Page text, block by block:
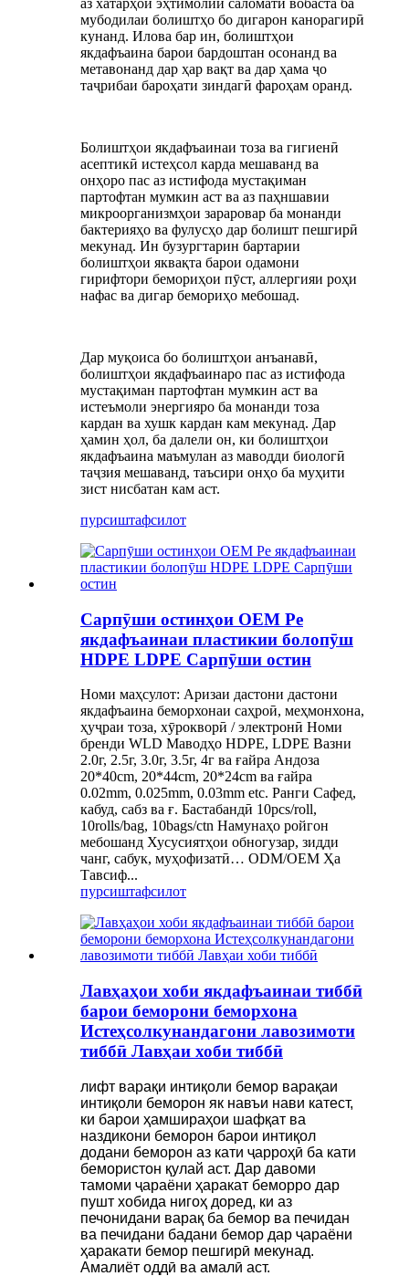
аз хатарҳои эҳтимолии саломатӣ вобаста ба
мубодилаи болиштҳо бо дигарон канорагирӣ
кунанд. Илова бар ин, болиштҳои
якдафъаина барои бардоштан осонанд ва
метавонанд дар ҳар вақт ва дар ҳама ҷо
таҷрибаи бароҳати зиндагӣ фароҳам оранд.
Болиштҳои якдафъаинаи тоза ва гигиенӣ
асептикӣ истеҳсол карда мешаванд ва
онҳоро пас аз истифода мустақиман
партофтан мумкин аст ва аз паҳншавии
микроорганизмҳои зараровар ба монанди
бактерияҳо ва фулусҳо дар болишт пешгирӣ
мекунад. Ин бузургтарин бартарии
болиштҳои яквақта барои одамони
гирифтори бемориҳои пӯст, аллергияи роҳи
нафас ва дигар бемориҳо мебошад.
Дар муқоиса бо болиштҳои анъанавӣ,
болиштҳои якдафъаинаро пас аз истифода
мустақиман партофтан мумкин аст ва
истеъмоли энергияро ба монанди тоза
кардан ва хушк кардан кам мекунад. Дар
ҳамин ҳол, ба далели он, ки болиштҳои
якдафъаина маъмулан аз маводди биологӣ
таҷзия мешаванд, таъсири онҳо ба муҳити
зист нисбатан кам аст.
пурсиштафсилот
Сарпӯши остинҳои OEM Pe
якдафъаинаи пластикии болопӯш
HDPE LDPE Сарпӯши остин
Номи маҳсулот: Аризаи дастони дастони
якдафъаина беморхонаи саҳроӣ, меҳмонхона,
ҳуҷраи тоза, хӯрокворӣ / электронӣ Номи
бренди WLD Маводҳо HDPE, LDPE Вазни
2.0г, 2.5г, 3.0г, 3.5г, 4г ва ғайра Андоза
20*40cm, 20*44cm, 20*24cm ва ғайра
0.02mm, 0.025mm, 0.03mm etc. Ранги Сафед,
кабуд, сабз ва ғ. Бастабандӣ 10pcs/roll,
10rolls/bag, 10bags/ctn Намунаҳо ройгон
мебошанд Хусусиятҳои обногузар, зидди
чанг, сабук, муҳофизатӣ… ODM/OEM Ҳа
Тавсиф...
пурсиштафсилот
Лавҳаҳои хоби якдафъаинаи тиббӣ
барои беморони беморхона
Истеҳсолкунандагони лавозимоти
тиббӣ Лавҳаи хоби тиббӣ
лифт варақи интиқоли бемор варақаи
интиқоли беморон як навъи нави катест,
ки барои ҳамшираҳои шафқат ва
наздикони беморон барои интиқол
додани беморон аз кати ҷарроҳӣ ба кати
бемористон қулай аст. Дар давоми
тамоми ҷараёни ҳаракат беморро дар
пушт хобида нигоҳ доред, ки аз
печонидани варақ ба бемор ва печидан
ва печидани бадани бемор дар ҷараёни
ҳаракати бемор пешгирӣ мекунад.
Амалиёт оддӣ ва амалӣ аст.